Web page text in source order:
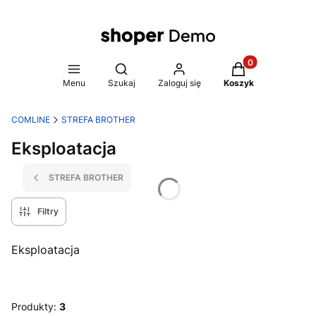
Menu
Otwórz wyszukiwarkę
Szukaj Zaloguj się
Produkty w
Koszyk
COMLINE STREFA BROTHER
Eksploatacja
STREFA BROTHER
Filtry
Eksploatacja
Produkty: 3